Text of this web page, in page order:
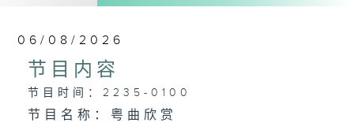
为顾及平日需要上班的听众，《戏曲之夜》安排在每
个晚上播放粤曲，以地方语言介绍京剧、潮剧、越剧
等；务求以同一语言介绍同一剧种，望能令广大听众
06/08/2026
节目内容
节目时间：2235-0100
节目名称：粤曲欣赏